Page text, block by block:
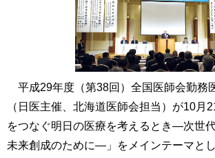
平成29年度（第38回）全国医師会勤務
（日医主催、北海道医師会担当）が10月
をつなぐ明日の医療を考えるとき―次世
未来創成のために―」をメインテーマと